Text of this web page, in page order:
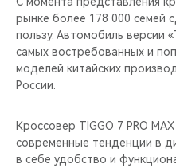
рынке более 178 000 семей
пользу. Автомобиль версии
самых востребованных и
моделей китайских
России.
Кроссовер TIGGO 7 PRO MAX
современные тенденции в
в себе удобство и